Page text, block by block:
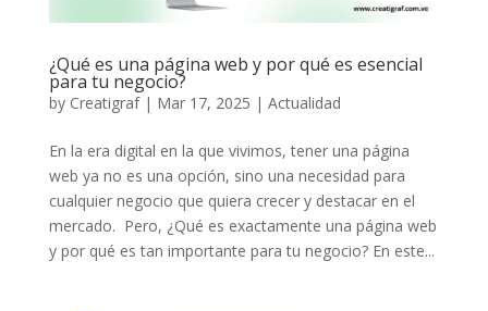
¿Qué es una página web y por qué es esencial
para tu negocio?
by Creatigraf| Mar 17, 2025 | Actualidad
En la era digital en la que vivimos, tener una página
web ya no es una opción, sino una necesidad para
cualquier negocio que quiera crecer y destacar en el
mercado. Pero, ¿Qué es exactamente una página web
y por qué es tan importante para tu negocio? En este...